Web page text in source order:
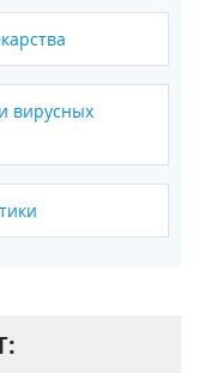
вирусных